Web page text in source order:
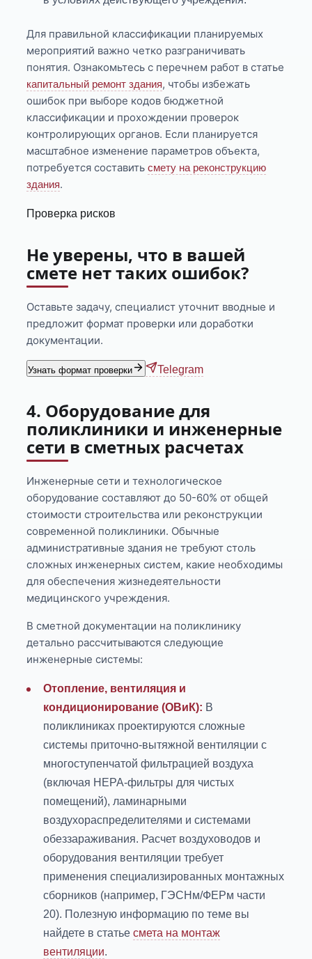
Для правильной классификации планируемых
мероприятий важно четко разграничивать
понятия. Ознакомьтесь с перечнем работ в статье
капитальный ремонт здания, чтобы избежать
ошибок при выборе кодов бюджетной
классификации и прохождении проверок
контролирующих органов. Если планируется
масштабное изменение параметров объекта,
потребуется составитьсмету на реконструкцию
здания.
Проверка рисков
Не уверены, что в вашей
смете нет таких ошибок?
Оставьте задачу, специалист уточнит вводные и
предложит формат проверки или доработки
документации.
Узнать формат проверки Telegram
4. Оборудование для
поликлиники и инженерные
сети в сметных расчетах
Инженерные сети и технологическое
оборудование составляют до 50-60% от общей
стоимости строительства или реконструкции
современной поликлиники. Обычные
административные здания не требуют столь
сложных инженерных систем, какие необходимы
для обеспечения жизнедеятельности
медицинского учреждения.
В сметной документации на поликлинику
детально рассчитываются следующие
инженерные системы:
Отопление, вентиляция и
кондиционирование (ОВиК): В
поликлиниках проектируются сложные
системы приточно-вытяжной вентиляции с
многоступенчатой фильтрацией воздуха
(включая HEPA-фильтры для чистых
помещений), ламинарными
воздухораспределителями и системами
обеззараживания. Расчет воздуховодов и
оборудования вентиляции требует
применения специализированных монтажных
сборников (например, ГЭСНм/ФЕРм части
20). Полезную информацию по теме вы
найдете в статьесмета на монтаж
вентиляции.